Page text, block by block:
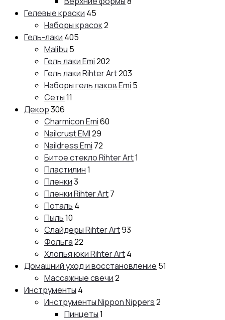
Гелевые краски 45
Наборы красок2
Гель-лаки 405
Malibu 5
Гель лаки Emi202
Гель лаки Rihter Art203
Наборы гель лаков Emi 5
Сеты11
Декор306
Charmicon Emi60
Nailcrust EMI29
Naildress Emi 72
Битое стекло Rihter Art1
Пластилин1
Пленки3
Пленки Rihter Art7
Поталь 4
Пыль10
Слайдеры Rihter Art93
Фольга22
Хлопья юки Rihter Art4
Домашний уход и восстановление 51
Массажные свечи2
Инструменты 4
Инструменты Nippon Nippers2
Пинцеты1